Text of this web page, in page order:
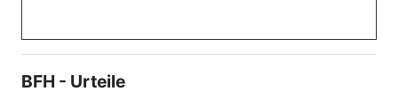
BFH - Urteile